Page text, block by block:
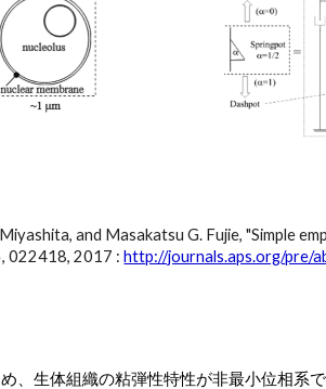
and Masakatsu G. Fujie, "Simple
022418, 2017 :http://journals.aps.org/pre/
、生体組織の粘弾性特性が非最小位相系